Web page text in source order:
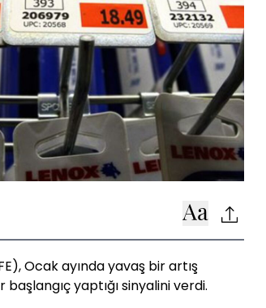
Ocak ayında yavaş bir artış
yaptığı sinyalini verdi.